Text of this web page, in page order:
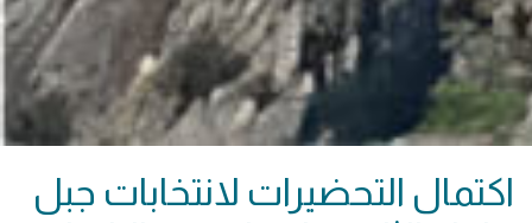
اكتمال التحضيرات لانتخابات جبل